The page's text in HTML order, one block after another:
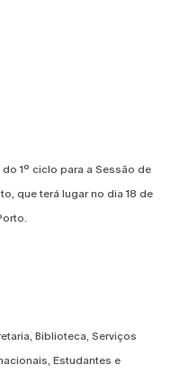
1º ciclo para a Sessão de
que terá lugar no dia 18 de
Biblioteca, Serviços
Estudantes e